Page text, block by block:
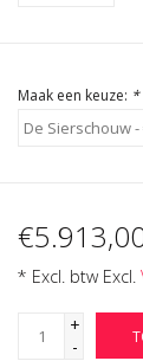
Maak een keuze: *
* Excl. btw Excl.
+
-